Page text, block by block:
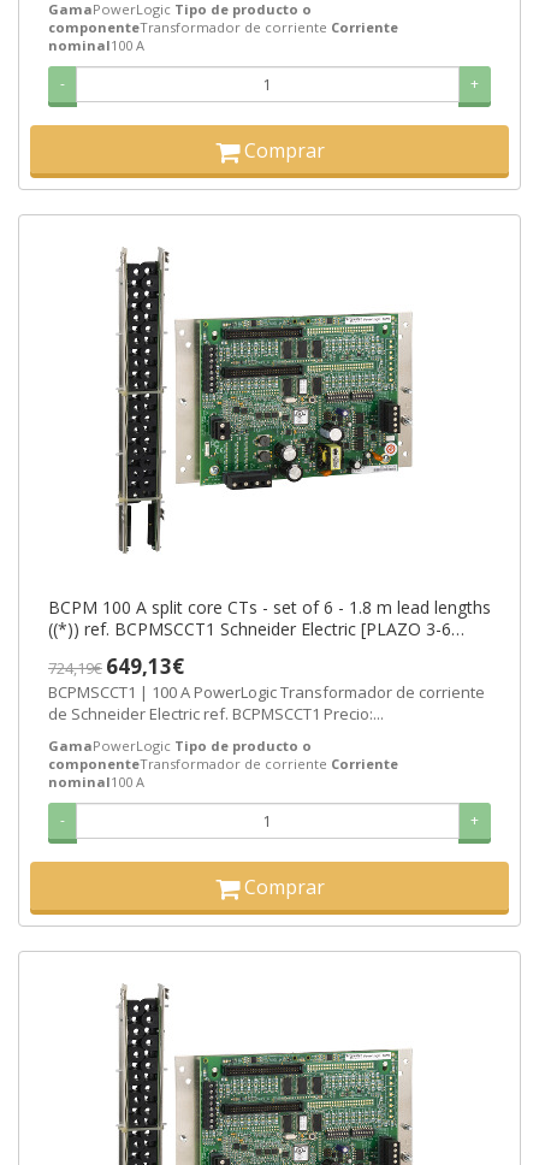
GamaPowerLogic Tipo de producto o
componenteTransformador de corriente Corriente
nominal100 A
- +
Comprar
BCPM 100 A split core CTs - set of 6 - 1.8 m lead lengths
((*)) ref. BCPMSCCT1 Schneider Electric [PLAZO 3-6
724,19€ 649,13€
BCPMSCCT1 | 100 A PowerLogic Transformador de corriente
de Schneider Electric ref. BCPMSCCT1 Precio:...
GamaPowerLogic Tipo de producto o
componenteTransformador de corriente Corriente
nominal100 A
- +
Comprar